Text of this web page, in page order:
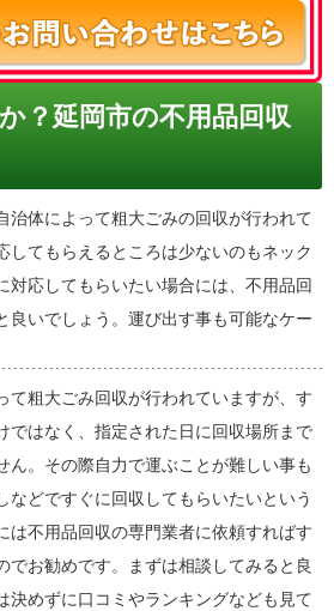
？延岡市の不用品回収
治体によって粗大ごみの回収が行われて
してもらえるところは少ないのもネック
対応してもらいたい場合には、不用品回
良いでしょう。運び出す事も可能なケー
て粗大ごみ回収が行われていますが、す
ではなく、指定された日に回収場所まで
ん。その際自力で運ぶことが難しい事も
などですぐに回収してもらいたいという
は不用品回収の専門業者に依頼すればす
でお勧めです。まずは相談してみると良
決めずに口コミやランキングなども見て